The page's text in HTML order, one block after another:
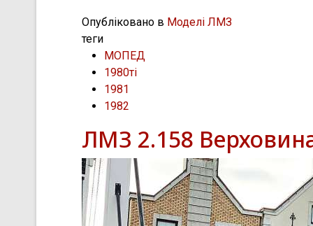
Опубліковано в Моделі ЛМЗ
теги
МОПЕД
1980ті
1981
1982
ЛМЗ 2.158